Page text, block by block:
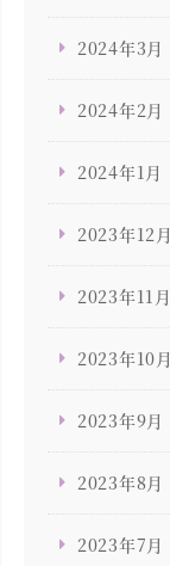
2024年3月
2024年2月
2024年1月
2023年12月
2023年11月
2023年10月
2023年9月
2023年8月
2023年7月